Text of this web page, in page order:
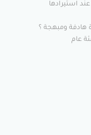
استيرادها
هادفة ومبهجة ؟
عام